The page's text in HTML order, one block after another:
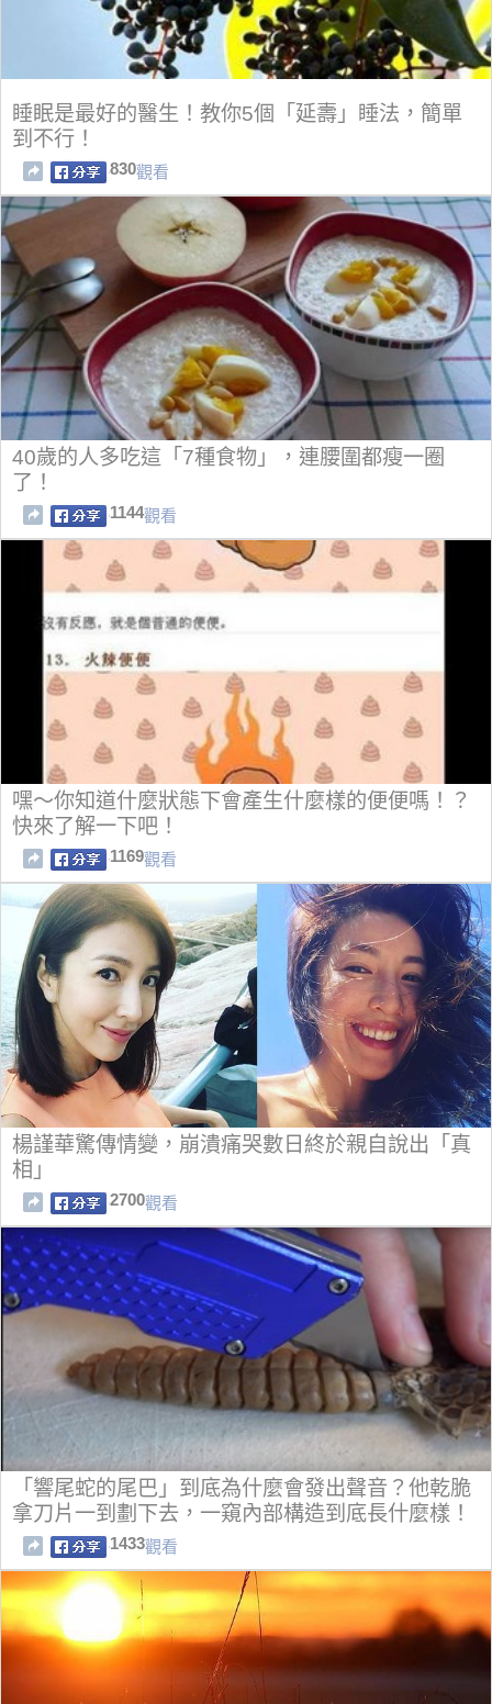
睡眠是最好的醫生！教你5個「延壽」睡法，簡單
到不行！
830觀看
40歲的人多吃這「7種食物」，連腰圍都瘦一圈
了！
1144觀看
嘿～你知道什麼狀態下會產生什麼樣的便便嗎！？
快來了解一下吧！
1169觀看
楊謹華驚傳情變，崩潰痛哭數日終於親自說出「真
相」
2700觀看
「響尾蛇的尾巴」到底為什麼會發出聲音？他乾脆
拿刀片一到劃下去，一窺內部構造到底長什麼樣！
1433觀看